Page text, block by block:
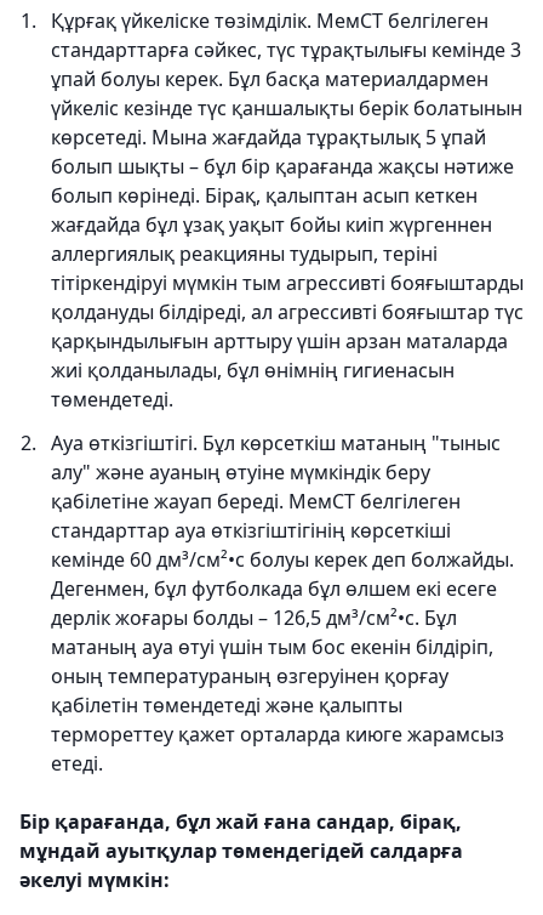
Құрғақ үйкеліске төзімділік. МемСТ белгілеген
стандарттарға сәйкес, түс тұрақтылығы кемінде 3
ұпай болуы керек. Бұл басқа материалдармен
үйкеліс кезінде түс қаншалықты берік болатынын
көрсетеді. Мына жағдайда тұрақтылық 5 ұпай
болып шықты – бұл бір қарағанда жақсы нәтиже
болып көрінеді. Бірақ, қалыптан асып кеткен
жағдайда бұл ұзақ уақыт бойы киіп жүргеннен
аллергиялық реакцияны тудырып, теріні
тітіркендіруі мүмкін тым агрессивті бояғыштарды
қолдануды білдіреді, ал агрессивті бояғыштар түс
қарқындылығын арттыру үшін арзан маталарда
жиі қолданылады, бұл өнімнің гигиенасын
төмендетеді.
Ауа өткізгіштігі. Бұл көрсеткіш матаның "тыныс
алу" және ауаның өтуіне мүмкіндік беру
қабілетіне жауап береді. МемСТ белгілеген
стандарттар ауа өткізгіштігінің көрсеткіші
кемінде 60 дм³/см²•с болуы керек деп болжайды.
Дегенмен, бұл футболкада бұл өлшем екі есеге
дерлік жоғары болды – 126,5 дм³/см²•с. Бұл
матаның ауа өтуі үшін тым бос екенін білдіріп,
оның температураның өзгеруінен қорғау
қабілетін төмендетеді және қалыпты
термореттеу қажет орталарда киюге жарамсыз
етеді.
Бір қарағанда, бұл жай ғана сандар, бірақ,
мұндай ауытқулар төмендегідей салдарға
әкелуі мүмкін: